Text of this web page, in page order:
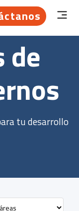
de
tu desarrollo